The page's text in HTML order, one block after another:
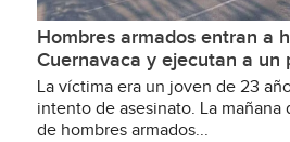
Hombres armados entran a
Cuernavaca y ejecutan a un
La víctima era un joven de 23
intento de asesinato. La
de hombres armados...